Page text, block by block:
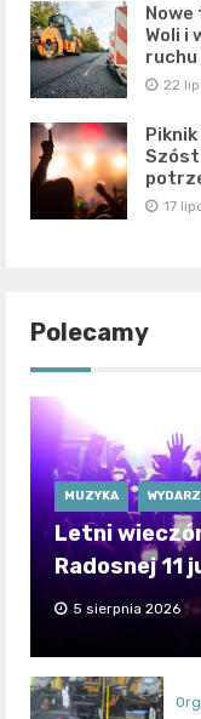
Woli i
ruchu
22
Piknik
17
Polecamy
MUZYKA
Letni
Radosnej 11
5 sierpnia 2026